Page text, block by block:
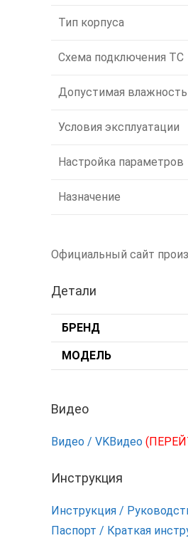
Тип корпуса
Схема подключения ТС
Допустимая влажность
Условия эксплуатации
Настройка параметров
Назначение
Официальный сайт
Детали
БРЕНД
МОДЕЛЬ
Видео
Видео / VKВидео
Инструкция
Инструкция /
Паспорт / Краткая